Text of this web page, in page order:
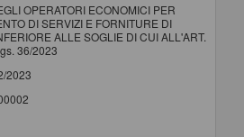
OPERATORI ECONOMICI PER
DI SERVIZI E FORNITURE DI
ALLE SOGLIE DI CUI ALL'ART.
36/2023
2023